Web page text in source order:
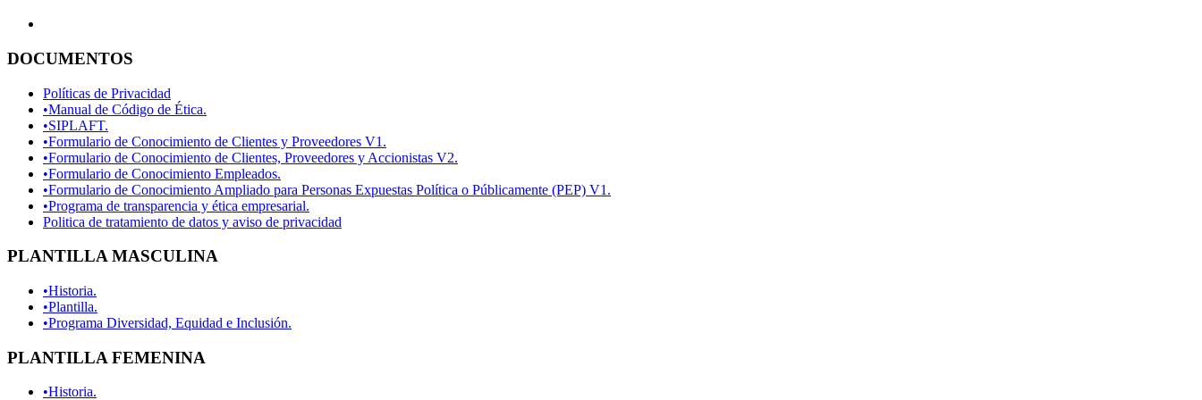
DOCUMENTOS
Políticas de Privacidad
•Manual de Código de Ética.
•SIPLAFT.
•Formulario de Conocimiento de Clientes y Proveedores V1.
•Formulario de Conocimiento de Clientes, Proveedores y Accionistas V2.
•Formulario de Conocimiento Empleados.
•Formulario de Conocimiento Ampliado para Personas Expuestas Política o Públicamente (PEP) V1.
•Programa de transparencia y ética empresarial.
Politica de tratamiento de datos y aviso de privacidad
PLANTILLA MASCULINA
•Historia.
•Plantilla.
•Programa Diversidad, Equidad e Inclusión.
PLANTILLA FEMENINA
•Historia.